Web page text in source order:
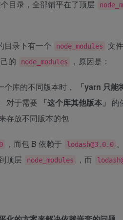
目录，全部铺平在了顶层
目录下有一个 node_modules
文
的 node_modules ，原因是：
库的不同版本时，
「yarn 只能
对于需要 「这个库其他版本」 的
存放不同版本的包
，而包 B 依赖于 lodash@3.0.0
顶层 node_modules ，而